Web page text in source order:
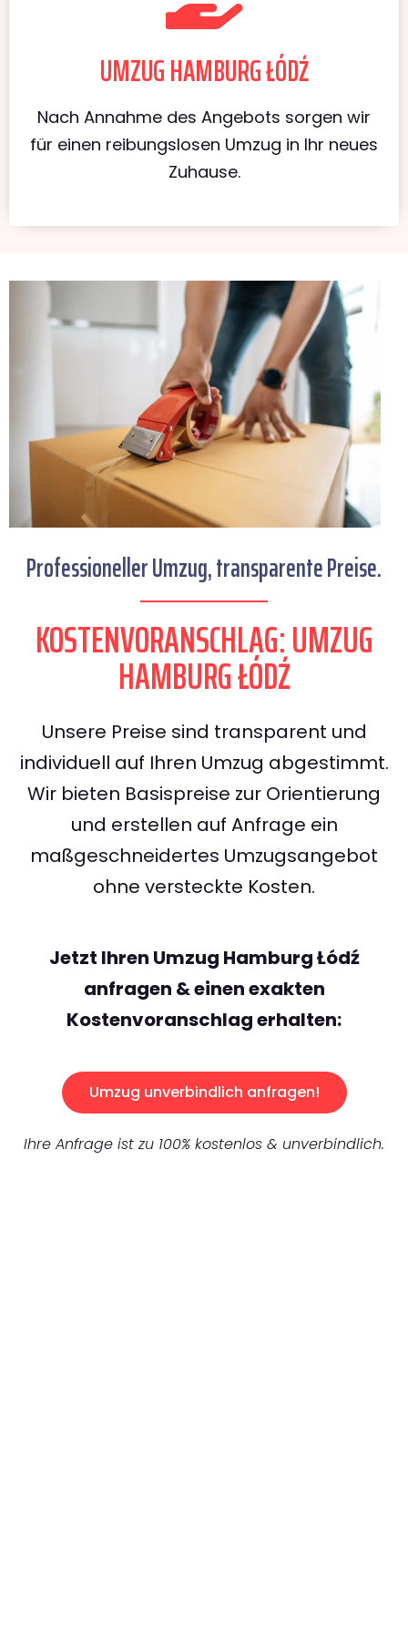
UMZUG HAMBURG ŁÓDŹ
Nach Annahme des Angebots sorgen wir
für einen reibungslosen Umzug in Ihr neues
Zuhause.
Professioneller Umzug, transparente Preise.
KOSTENVORANSCHLAG: UMZUG
HAMBURG ŁÓDŹ
Unsere Preise sind transparent und
individuell auf Ihren Umzug abgestimmt.
Wir bieten Basispreise zur Orientierung
und erstellen auf Anfrage ein
maßgeschneidertes Umzugsangebot
ohne versteckte Kosten.
Jetzt Ihren Umzug Hamburg Łódź
anfragen & einen exakten
Kostenvoranschlag erhalten:
Umzug unverbindlich anfragen!
Ihre Anfrage ist zu 100% kostenlos & unverbindlich.